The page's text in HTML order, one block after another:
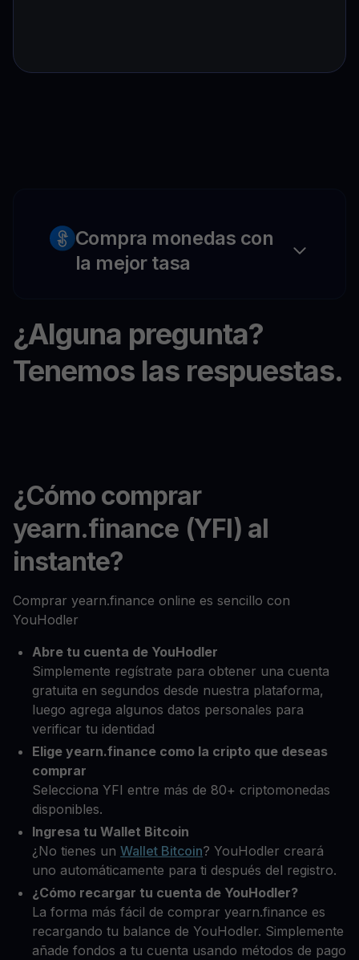
Compra monedas con
la mejor tasa
¿Alguna pregunta?
Tenemos las respuestas.
¿Cómo comprar
yearn.finance (YFI) al
instante?
Comprar yearn.finance online es sencillo con
YouHodler
Abre tu cuenta de YouHodler
Simplemente regístrate para obtener una cuenta
gratuita en segundos desde nuestra plataforma,
luego agrega algunos datos personales para
verificar tu identidad
Elige yearn.finance como la cripto que deseas
comprar
Selecciona YFI entre más de 80+ criptomonedas
disponibles.
Ingresa tu Wallet Bitcoin
¿No tienes un Wallet Bitcoin? YouHodler creará
uno automáticamente para ti después del registro.
¿Cómo recargar tu cuenta de YouHodler?
La forma más fácil de comprar yearn.finance es
recargando tu balance de YouHodler. Simplemente
añade fondos a tu cuenta usando métodos de pago